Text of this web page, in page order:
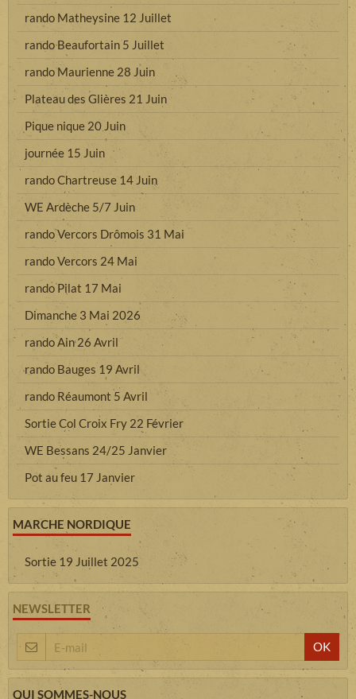
rando Matheysine 12 Juillet
rando Beaufortain 5 Juillet
rando Maurienne 28 Juin
Plateau des Glières 21 Juin
Pique nique 20 Juin
journée 15 Juin
rando Chartreuse 14 Juin
WE Ardèche 5/7 Juin
rando Vercors Drômois 31 Mai
rando Vercors 24 Mai
rando Pilat 17 Mai
Dimanche 3 Mai 2026
rando Ain 26 Avril
rando Bauges 19 Avril
rando Réaumont 5 Avril
Sortie Col Croix Fry 22 Février
WE Bessans 24/25 Janvier
Pot au feu 17 Janvier
MARCHE NORDIQUE
Sortie 19 Juillet 2025
NEWSLETTER
OK
QUI SOMMES-NOUS